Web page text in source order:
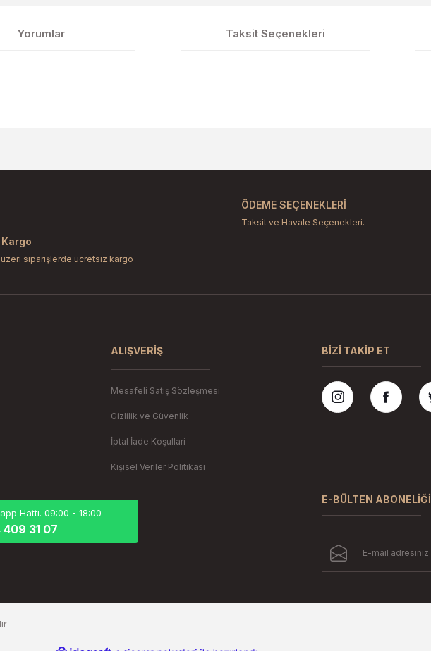
Yorumlar Taksit Seçenekleri
Gönder
siparişlerde ücretsiz kargo
ÖDEME SEÇENEKLERİ
Taksit ve Havale Seçenekleri.
ALIŞVERIŞ
Mesafeli Satış Sözleşmesi
Gizlilik ve Güvenlik
İptal İade Koşullari
Kişisel Veriler Politikası
Hattı. 09:00 - 18:00
409 31 07
BİZİ TAKİP ET
E-BÜLTEN ABONELİĞİ